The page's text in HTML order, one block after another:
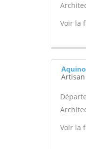
Voir la
Artisan
Voir la